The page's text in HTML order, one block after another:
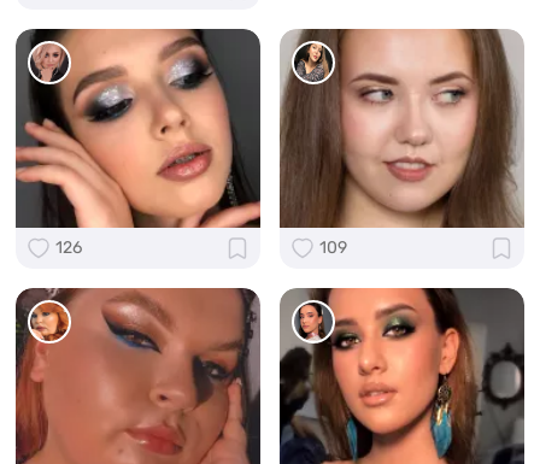
126 109